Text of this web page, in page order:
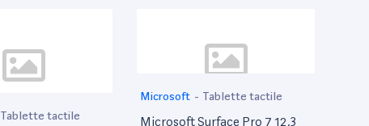
Tablette tactile
Microsoft - Tablette tactile
Microsoft Surface Pro 7 12,3